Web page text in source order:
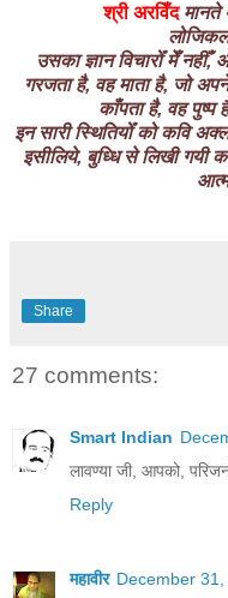
श्री अरविँद मानते
उसका ज्ञान विचारोँ मेँ
गरजता है, वह माता है, जो
काँपता है, वह पुष्प
इन सारी स्थितियोँ को कवि
इसीलिये, बुध्धि से लिखी गयी
Share
27 comments:
Smart Indian
लावण्या जी, आपको,
Reply
महावीर December